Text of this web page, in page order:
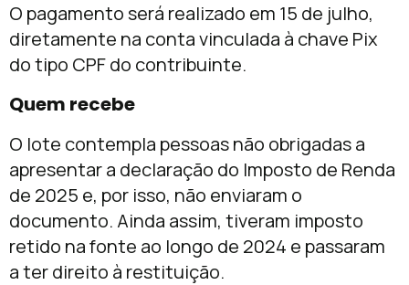
O pagamento será realizado em 15 de julho,
diretamente na conta vinculada à chave Pix
do tipo CPF do contribuinte.
Quem recebe
O lote contempla pessoas não obrigadas a
apresentar a declaração do Imposto de Renda
de 2025 e, por isso, não enviaram o
documento. Ainda assim, tiveram imposto
retido na fonte ao longo de 2024 e passaram
a ter direito à restituição.